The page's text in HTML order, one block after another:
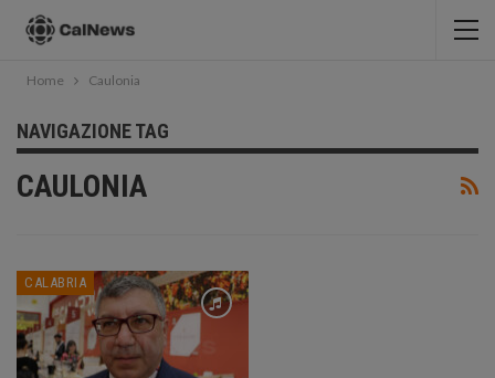
Home Caulonia
NAVIGAZIONE TAG
CAULONIA
CALABRIA